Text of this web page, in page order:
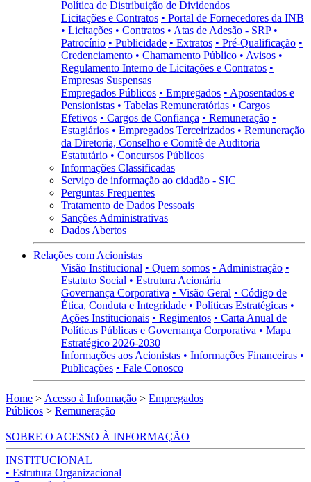
Política de Distribuição de Dividendos
Licitações e Contratos • Portal de Fornecedores da INB
• Licitações • Contratos • Atas de Adesão - SRP •
Patrocínio • Publicidade • Extratos • Pré-Qualificação •
Credenciamento • Chamamento Público • Avisos •
Regulamento Interno de Licitações e Contratos •
Empresas Suspensas
Empregados Públicos • Empregados • Aposentados e
Pensionistas • Tabelas Remuneratórias • Cargos
Efetivos • Cargos de Confiança • Remuneração •
Estagiários • Empregados Terceirizados • Remuneração
da Diretoria, Conselho e Comitê de Auditoria
Estatutário • Concursos Públicos
Informações Classificadas
Serviço de informação ao cidadão - SIC
Perguntas Frequentes
Tratamento de Dados Pessoais
Sanções Administrativas
Dados Abertos
Relações com Acionistas
Visão Institucional • Quem somos • Administração •
Estatuto Social • Estrutura Acionária
Governança Corporativa • Visão Geral • Código de
Ética, Conduta e Integridade • Políticas Estratégicas •
Ações Institucionais • Regimentos • Carta Anual de
Políticas Públicas e Governança Corporativa • Mapa
Estratégico 2026-2030
Informações aos Acionistas • Informações Financeiras •
Publicações • Fale Conosco
Home > Acesso à Informação > Empregados
Públicos > Remuneração
SOBRE O ACESSO À INFORMAÇÃO
INSTITUCIONAL
• Estrutura Organizacional